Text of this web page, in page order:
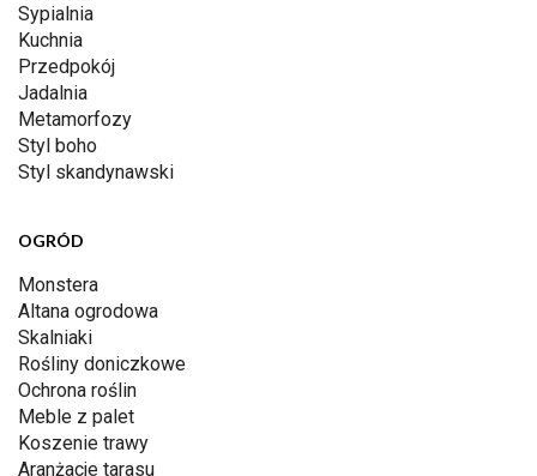
Sypialnia
Kuchnia
Przedpokój
Jadalnia
Metamorfozy
Styl boho
Styl skandynawski
OGRÓD
Monstera
Altana ogrodowa
Skalniaki
Rośliny doniczkowe
Ochrona roślin
Meble z palet
Koszenie trawy
Aranżacje tarasu